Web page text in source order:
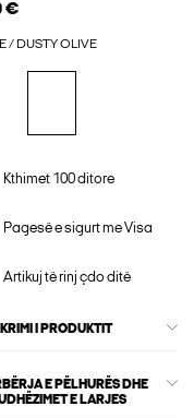
€
/ DUSTY OLIVE
Kthimet 100 ditore
Pagesë e sigurt me Visa
Artikuj të rinj çdo ditë
I PRODUKTIT
E PËLHURËS DHE
E LARJES